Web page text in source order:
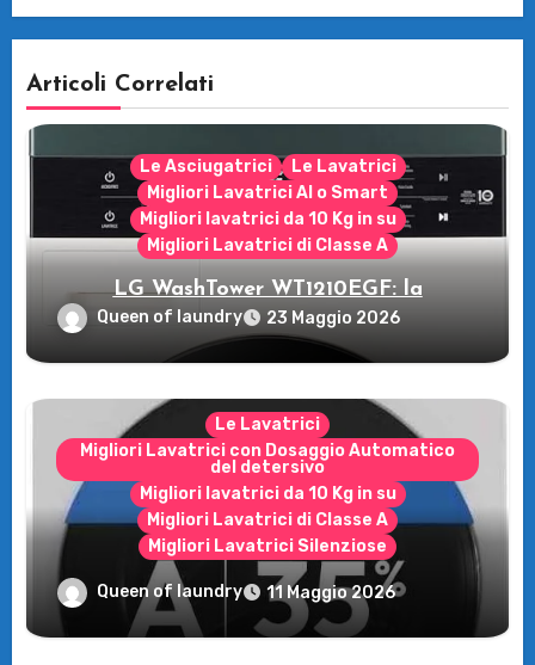
Articoli Correlati
Le Asciugatrici
Le Lavatrici
Migliori Lavatrici AI o Smart
Migliori lavatrici da 10 Kg in su
Migliori Lavatrici di Classe A
LG WashTower WT1210EGF: la
rivoluzione intelligente per il tuo bucato!
Queen of laundry 23 Maggio 2026
Le Lavatrici
Migliori Lavatrici con Dosaggio Automatico
del detersivo
Migliori lavatrici da 10 Kg in su
Migliori Lavatrici di Classe A
Migliori Lavatrici Silenziose
Recensione della Lavatrice Candy
MultiWash: Innovazione e flessibilità a
casa tua!
Queen of laundry 11 Maggio 2026